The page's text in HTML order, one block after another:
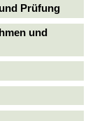
Prüfung
und